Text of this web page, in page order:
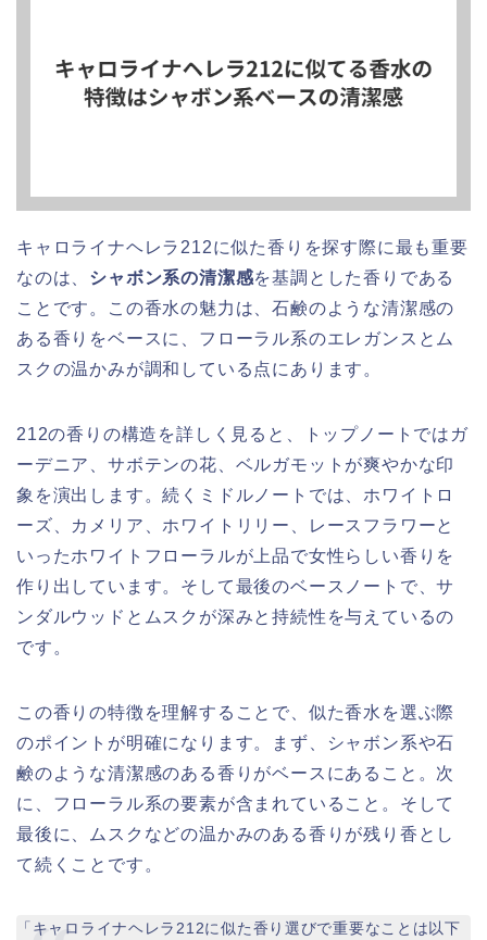
キャロライナヘレラ212に似た香りを探す際に最も重要
なのは、 シャボン系の清潔感を基調とした香りである
ことです。この香水の魅力は、石鹸のような清潔感の
ある香りをベースに、フローラル系のエレガンスとム
スクの温かみが調和している点にあります。
212の香りの構造を詳しく見ると、トップノートではガ
ーデニア、サボテンの花、ベルガモットが爽やかな印
象を演出します。続くミドルノートでは、ホワイトロ
ーズ、カメリア、ホワイトリリー、レースフラワーと
いったホワイトフローラルが上品で女性らしい香りを
作り出しています。そして最後のベースノートで、サ
ンダルウッドとムスクが深みと持続性を与えているの
です。
この香りの特徴を理解することで、似た香水を選ぶ際
のポイントが明確になります。まず、シャボン系や石
鹸のような清潔感のある香りがベースにあること。次
に、フローラル系の要素が含まれていること。そして
最後に、ムスクなどの温かみのある香りが残り香とし
て続くことです。
「キャロライナヘレラ212に似た香り選びで重要なことは以下